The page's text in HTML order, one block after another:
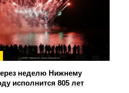
неделю Нижнему
исполнится 805 лет